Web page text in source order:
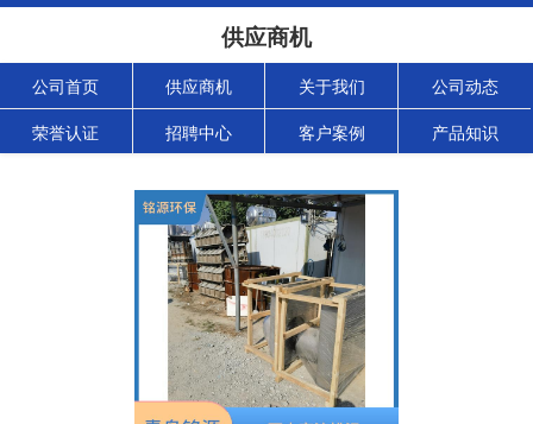
供应商机
公司首页 供应商机 关于我们 公司动态
荣誉认证 招聘中心 客户案例 产品知识